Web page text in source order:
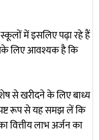
में इसलिए पढ़ा रहे हैं
लिए आवश्यक है कि
से खरीदने के लिए बाध्य
रूप से यह समझ लें कि
लाभ अर्जन का